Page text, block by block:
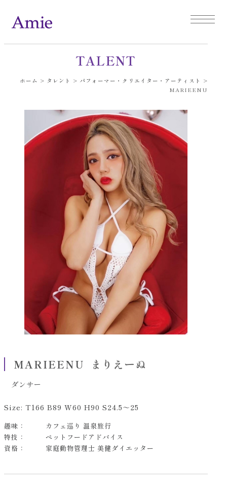
TALENT
ホーム > タレント > パフォーマー・クリエイター・アーティスト >
MARIEENU
MARIEENU まりえーぬ
ダンサー
Size: T166 B89 W60 H90 S24.5～25
趣味：
カフェ巡り 温泉旅行
特技：
ペットフードアドバイス
資格：
家庭動物管理士 美健ダイエッター